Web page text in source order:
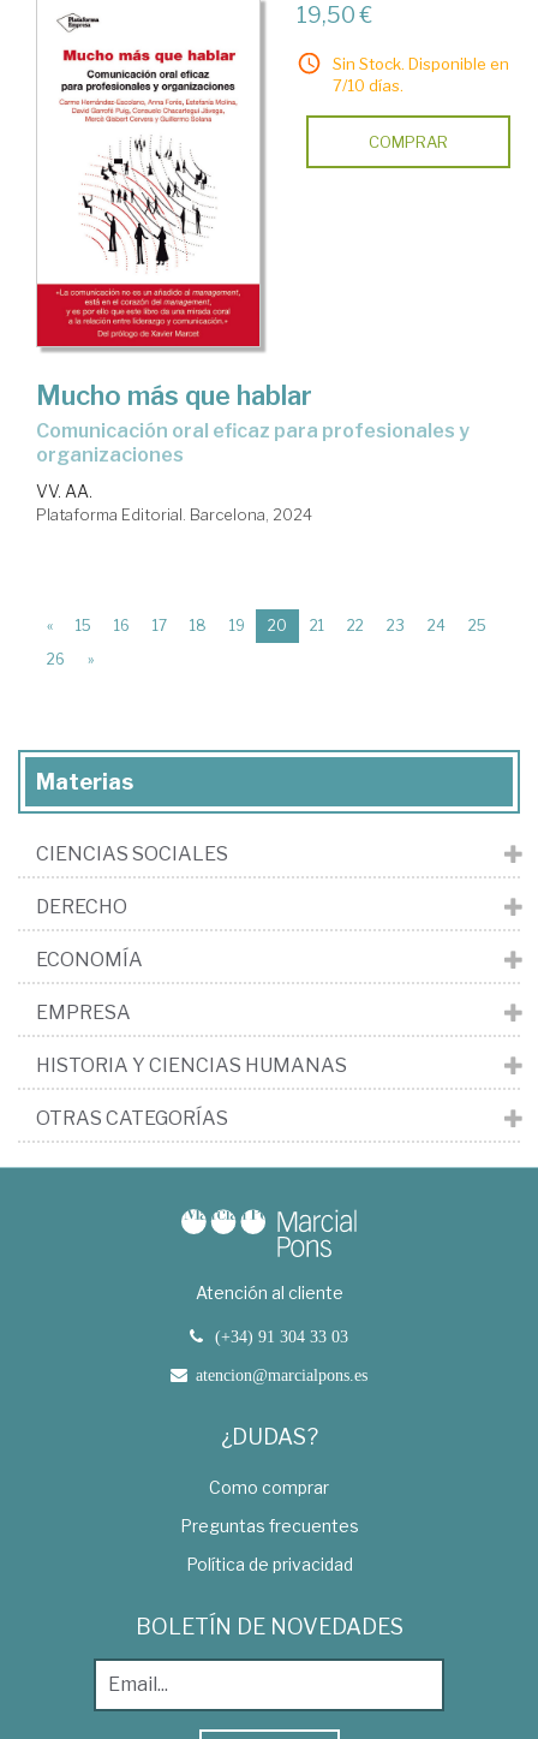
19,50 €
Sin Stock. Disponible en
7/10 días.
COMPRAR
Mucho más que hablar
comunicación oral eficaz para profesionales y
organizaciones
VV. AA.
Plataforma Editorial. Barcelona, 2024
« 15 16 17 18 19 20 (current)
21 22 23 24
25
26
»
Materias
CIENCIAS SOCIALES
DERECHO
ECONOMÍA
EMPRESA
HISTORIA Y CIENCIAS HUMANAS
OTRAS CATEGORÍAS
Atención al cliente
(+34) 91 304 33 03
atencion@marcialpons.es
¿DUDAS?
Como comprar
Preguntas frecuentes
Política de privacidad
BOLETÍN DE NOVEDADES